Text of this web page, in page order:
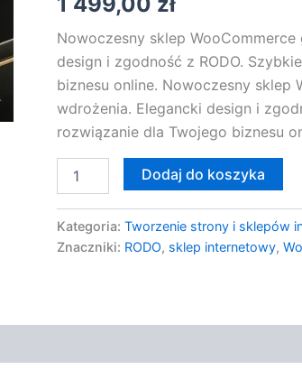
Nowoczesny sklep
design i zgodność z RODO.
biznesu online. Nowoczesny sklep
wdrożenia. Elegancki design i
rozwiązanie dla Twojego biznesu
Dodaj do koszyka
Kategoria: Tworzenie strony i sklepów
Znaczniki: RODO, sklep internetowy,